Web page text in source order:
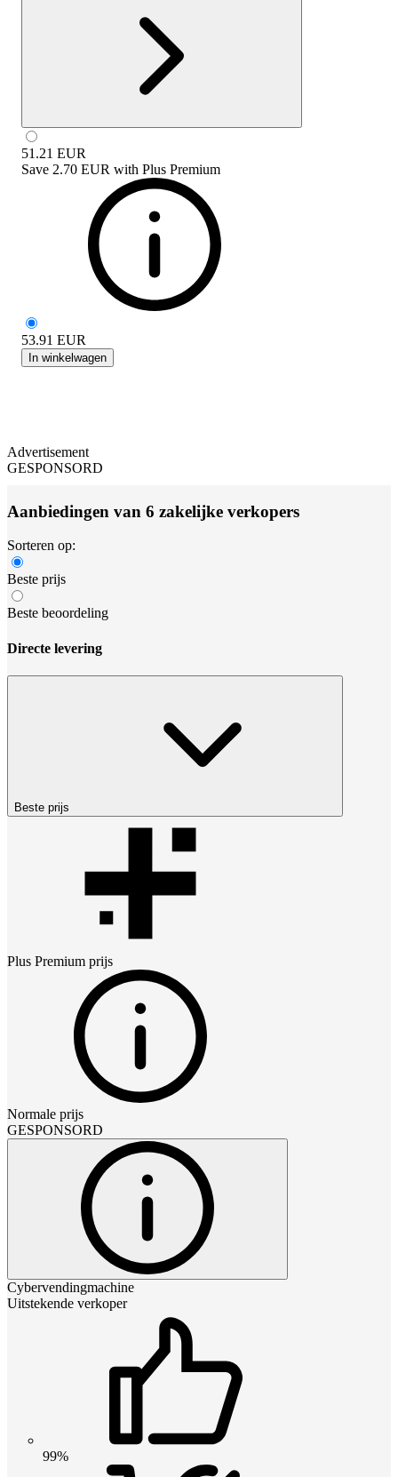
51.21 EUR
Save 2.70 EUR with Plus Premium
53.91 EUR
In winkelwagen
Advertisement
GESPONSORD
Aanbiedingen van 6 zakelijke verkopers
Sorteren op:
Beste prijs
Beste beoordeling
Directe levering
Beste prijs
Plus Premium prijs
Normale prijs
GESPONSORD
Cybervendingmachine
Uitstekende verkoper
99%